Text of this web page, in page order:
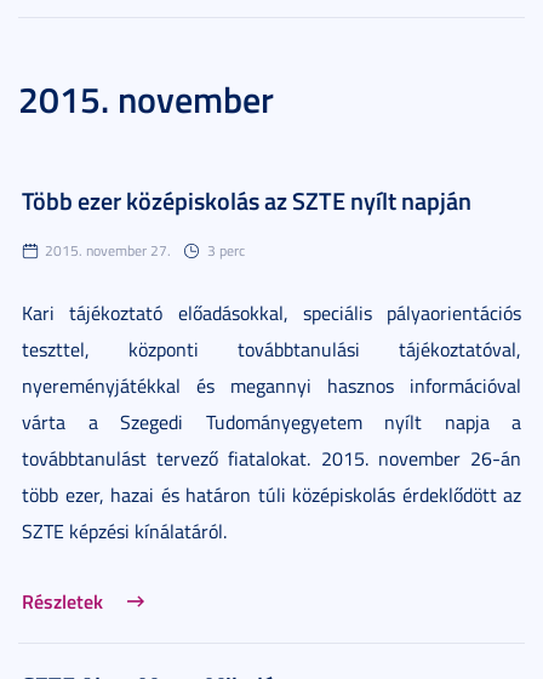
2015. november
Több ezer középiskolás az SZTE nyílt napján
2015. november 27. 3 perc
Kari tájékoztató előadásokkal, speciális pályaorientációs
teszttel, központi továbbtanulási tájékoztatóval,
nyereményjátékkal és megannyi hasznos információval
várta a Szegedi Tudományegyetem nyílt napja a
továbbtanulást tervező fiatalokat. 2015. november 26-án
több ezer, hazai és határon túli középiskolás érdeklődött az
SZTE képzési kínálatáról.
Részletek